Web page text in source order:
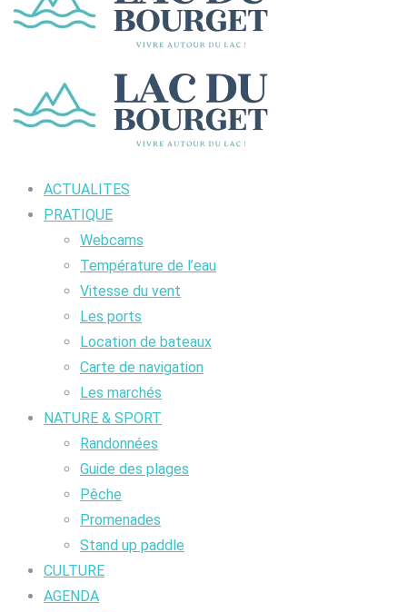
ACTUALITES
PRATIQUE
Webcams
Température de l’eau
Vitesse du vent
Les ports
Location de bateaux
Carte de navigation
Les marchés
NATURE & SPORT
Randonnées
Guide des plages
Pêche
Promenades
Stand up paddle
CULTURE
AGENDA